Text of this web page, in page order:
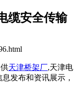
缆安全传输
天津桥架厂,天津电
发布和资讯展示，